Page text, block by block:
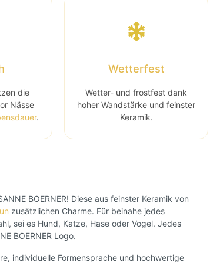
die
Nässe
.
Wetterfest
Wetter- und frostfest dank
hoher Wandstärke und feinster
Keramik.
BOERNER! Diese aus feinster Keramik von
zusätzlichen Charme. Für beinahe jedes
sei es Hund, Katze, Hase oder Vogel. Jedes
BOERNER Logo.
individuelle Formensprache und hochwertige